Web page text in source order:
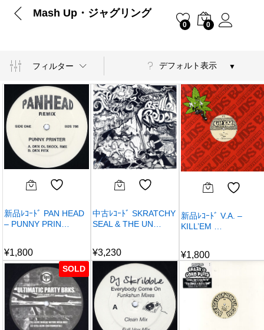
Mash Up・ジャグリング
0 0
フィルター デフォルト表示
新品ﾚｺｰﾄﾞ PAN HEAD
– PUNNY PRIN…
¥1,800
中古ﾚｺｰﾄﾞ SKRATCHY
SEAL & THE UN…
¥3,230
新品ﾚｺｰﾄﾞ V.A. –
KILL’EM …
¥1,800
SOLD